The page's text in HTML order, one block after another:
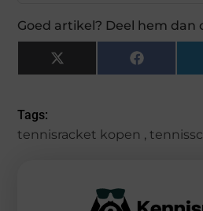
Goed artikel? Deel hem dan
X
(Twitter)
Facebook
Tags:
tennisracket kopen ,